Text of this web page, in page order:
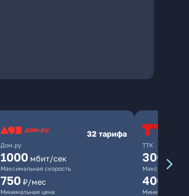
Дом.ру
32 тарифа
1000 мбит/сек
Максимальная скорость
750 ₽/мес
Минимальная цена
ТТК
300
Максимальная
400
Минимальная